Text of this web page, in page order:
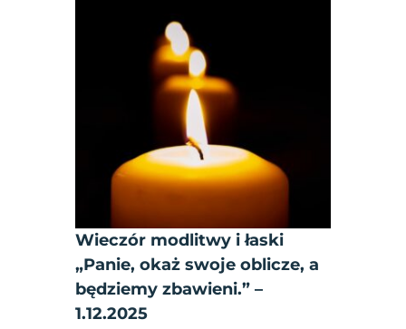
Wieczór modlitwy i łaski
„Panie, okaż swoje oblicze, a
będziemy zbawieni.” –
1.12.2025